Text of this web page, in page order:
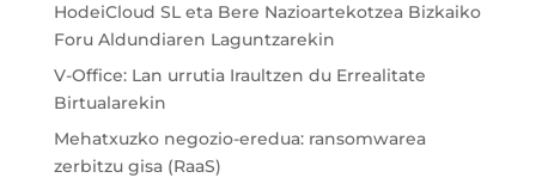
HodeiCloud SL eta Bere Nazioartekotzea Bizkaiko
Foru Aldundiaren Laguntzarekin
V-Office: Lan urrutia Iraultzen du Errealitate
Birtualarekin
Mehatxuzko negozio-eredua: ransomwarea
zerbitzu gisa (RaaS)